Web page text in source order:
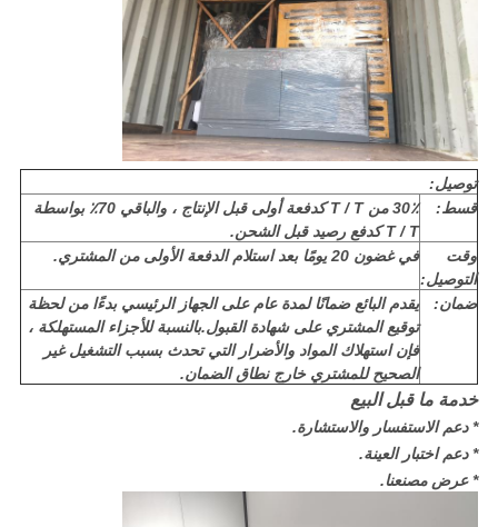
توصيل:
قسط:
30٪ من T / T كدفعة أولى قبل الإنتاج ، والباقي 70٪ بواسطة
T / T كدفع رصيد قبل الشحن.
وقت
التوصيل:
في غضون 20 يومًا بعد استلام الدفعة الأولى من المشتري.
ضمان:
يقدم البائع ضمانًا لمدة عام على الجهاز الرئيسي بدءًا من لحظة
توقيع المشتري على شهادة القبول.بالنسبة للأجزاء المستهلكة ،
فإن استهلاك المواد والأضرار التي تحدث بسبب التشغيل غير
الصحيح للمشتري خارج نطاق الضمان.
خدمة ما قبل البيع
* دعم الاستفسار والاستشارة.
* دعم اختبار العينة.
* عرض مصنعنا.